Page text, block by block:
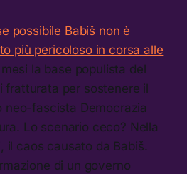
possibile Babiš non è
più pericoloso in corsa alle
la base populista del
fratturata per sostenere il
neo-fascista Democrazia
Lo scenario ceco? Nella
il caos causato da Babiš.
di un governo